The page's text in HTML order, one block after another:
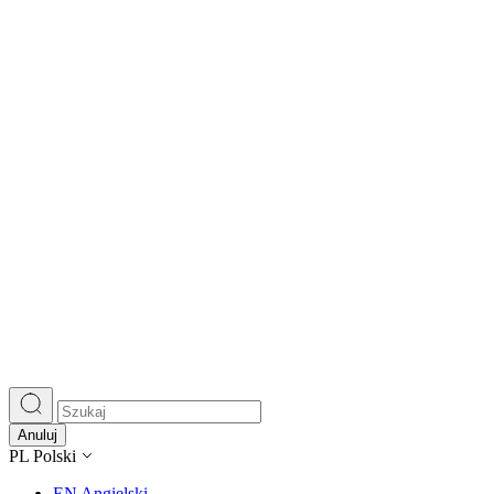
Anuluj
PL Polski